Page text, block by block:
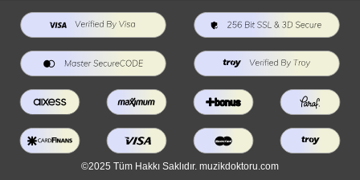
©2025 Tüm Hakkı Saklıdır. muzikdoktoru.com